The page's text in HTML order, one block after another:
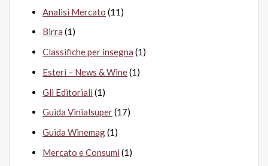
Analisi Mercato (11)
Birra (1)
Classifiche per insegna (1)
Esteri – News & Wine(1)
Gli Editoriali (1)
Guida Vinialsuper(17)
Guida Winemag(1)
Mercato e Consumi (1)